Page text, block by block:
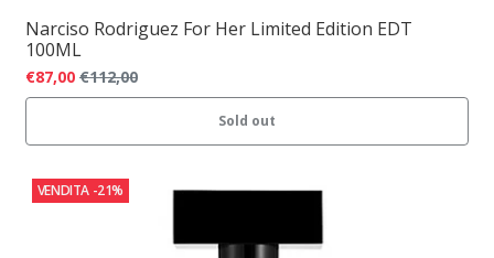
Narciso Rodriguez For Her Limited Edition EDT
100ML
€87,00 €112,00
Sold out
VENDITA -21%